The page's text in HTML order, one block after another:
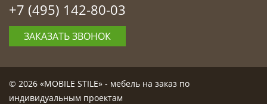
+7 (495) 142-80-03
ЗАКАЗАТЬ ЗВОНОК
© 2026 «MOBILE STILE» - мебель на заказ по
индивидуальным проектам